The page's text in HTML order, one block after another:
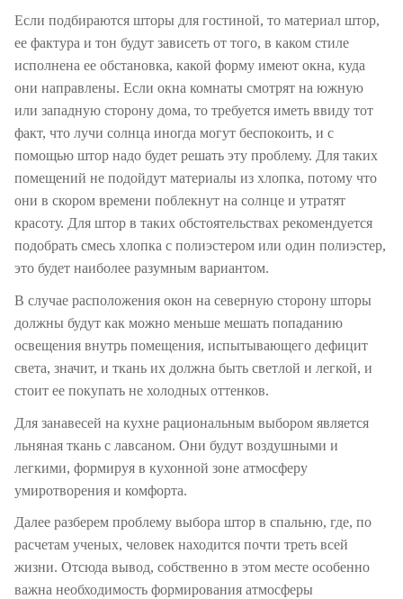
Если подбираются шторы для гостиной, то материал штор,
ее фактура и тон будут зависеть от того, в каком стиле
исполнена ее обстановка, какой форму имеют окна, куда
они направлены. Если окна комнаты смотрят на южную
или западную сторону дома, то требуется иметь ввиду тот
факт, что лучи солнца иногда могут беспокоить, и с
помощью штор надо будет решать эту проблему. Для таких
помещений не подойдут материалы из хлопка, потому что
они в скором времени поблекнут на солнце и утратят
красоту. Для штор в таких обстоятельствах рекомендуется
подобрать смесь хлопка с полиэстером или один полиэстер,
это будет наиболее разумным вариантом.
В случае расположения окон на северную сторону шторы
должны будут как можно меньше мешать попаданию
освещения внутрь помещения, испытывающего дефицит
света, значит, и ткань их должна быть светлой и легкой, и
стоит ее покупать не холодных оттенков.
Для занавесей на кухне рациональным выбором является
льняная ткань с лавсаном. Они будут воздушными и
легкими, формируя в кухонной зоне атмосферу
умиротворения и комфорта.
Далее разберем проблему выбора штор в спальню, где, по
расчетам ученых, человек находится почти треть всей
жизни. Отсюда вывод, собственно в этом месте особенно
важна необходимость формирования атмосферы